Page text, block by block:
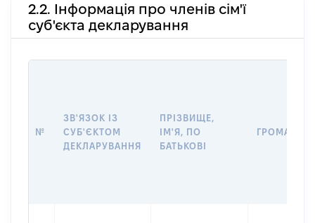
2.2. Інформація про членів сім'ї
суб'єкта декларування
№
ЗВ'ЯЗОК ІЗ
СУБ'ЄКТОМ
ДЕКЛАРУВАННЯ
ПРІЗВИЩЕ,
ІМ'Я, ПО
БАТЬКОВІ